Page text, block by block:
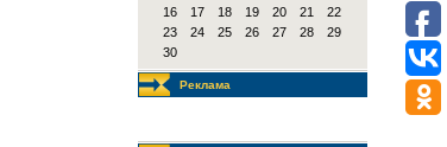
16
17 18 19 20 21
22
23
24 25 26 27 28
29
30
Реклама